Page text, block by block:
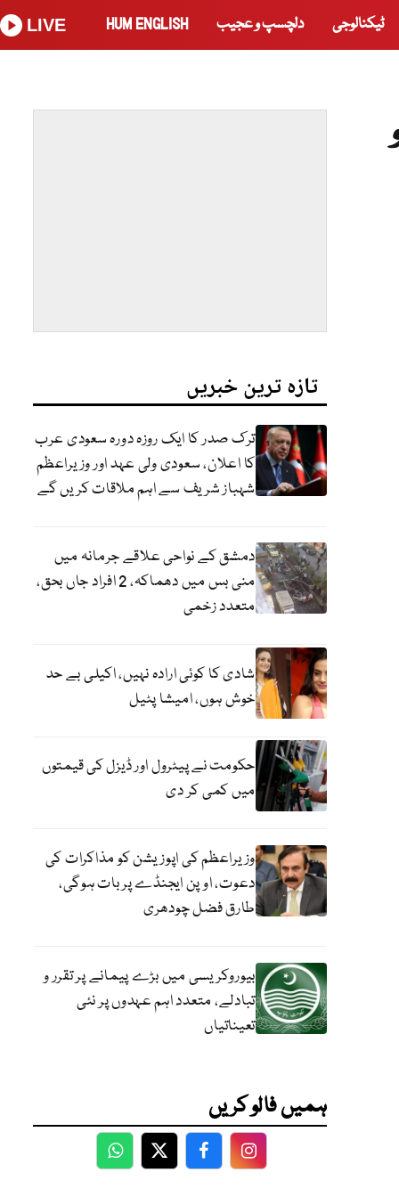
ٹیکنالوجی دلچسپ و عجیب HUM ENGLISH
LIVE
تازہ ترین خبریں
ترک صدر کا ایک روزہ دورہ سعودی عرب
کا اعلان، سعودی ولی عہد اور وزیراعظم
شہباز شریف سے اہم ملاقات کریں گے
دمشق کے نواحی علاقے جرمانہ میں
منی بس میں دھماکہ، 2 افراد جاں بحق،
متعدد زخمی
شادی کا کوئی ارادہ نہیں، اکیلی بے حد
خوش ہوں، امیشا پٹیل
حکومت نے پیٹرول اور ڈیزل کی قیمتوں
میں کمی کر دی
وزیراعظم کی اپوزیشن کو مذاکرات کی
دعوت، اوپن ایجنڈے پر بات ہوگی،
طارق فضل چودھری
بیوروکریسی میں بڑے پیمانے پر تقرر و
تبادلے، متعدد اہم عہدوں پر نئی
تعیناتیاں
ہمیں فالو کریں
WhatsApp
TwitterFacebookFacebook